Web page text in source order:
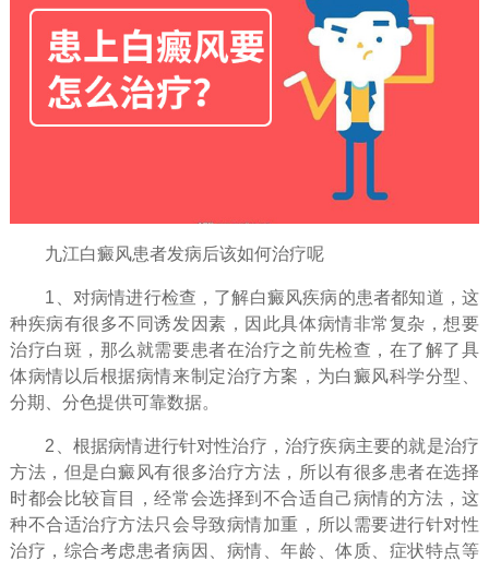
九江白癜风患者发病后该如何治疗呢
1、对病情进行检查，了解白癜风疾病的患者都知道，这
种疾病有很多不同诱发因素，因此具体病情非常复杂，想要
治疗白斑，那么就需要患者在治疗之前先检查，在了解了具
体病情以后根据病情来制定治疗方案，为白癜风科学分型、
分期、分色提供可靠数据。
2、根据病情进行针对性治疗，治疗疾病主要的就是治疗
方法，但是白癜风有很多治疗方法，所以有很多患者在选择
时都会比较盲目，经常会选择到不合适自己病情的方法，这
种不合适治疗方法只会导致病情加重，所以需要进行针对性
治疗，综合考虑患者病因、病情、年龄、体质、症状特点等